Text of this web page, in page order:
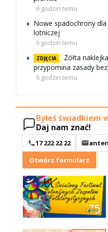
6 godzin temu
Nowe spadochrony
lotniczej
6 godzin temu
ZDJĘCIA
Żółta
przypomina zasady
6 godzin temu
Byłeś świadkiem
Daj nam znać!
17 222 22 22
Otwórz formularz